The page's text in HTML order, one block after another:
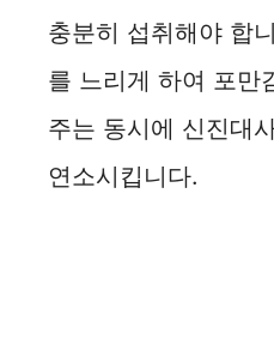
i
충분히 섭취해야 합
를 느리게 하여 포만
주는 동시에 신진대
연소시킵니다.